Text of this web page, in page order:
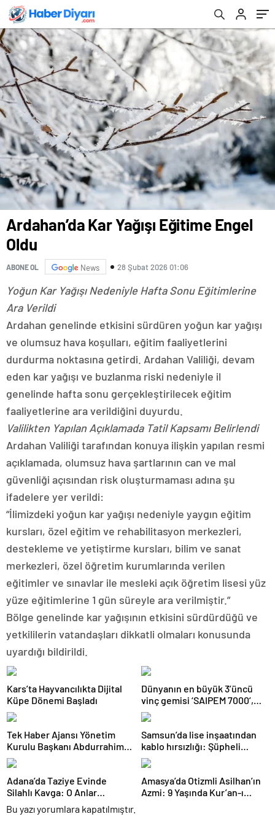
Ardahan’da Kar Yağışı Eğitime Engel
Oldu
ABONE OL News 28 Şubat 2026 01:06
Yoğun Kar Yağışı Nedeniyle Hafta Sonu Eğitimlerine
Ara Verildi
Ardahan genelinde etkisini sürdüren yoğun kar yağışı
ve olumsuz hava koşulları, eğitim faaliyetlerini
durdurma noktasına getirdi. Ardahan Valiliği, devam
eden kar yağışı ve buzlanma riski nedeniyle il
genelinde hafta sonu gerçekleştirilecek eğitim
faaliyetlerine ara verildiğini duyurdu.
Valilikten Yapılan Açıklamada Tatil Kapsamı Belirlendi
Ardahan Valiliği tarafından konuya ilişkin yapılan resmi
açıklamada, olumsuz hava şartlarının can ve mal
güvenliği açısından risk oluşturmaması adına şu
ifadelere yer verildi:
“İlimizdeki yoğun kar yağışı nedeniyle yaygın eğitim
kursları, özel eğitim ve rehabilitasyon merkezleri,
destekleme ve yetiştirme kursları, bilim ve sanat
merkezleri, özel öğretim kurumlarında verilen
eğitimler ve sınavlar ile mesleki açık öğretim lisesi yüz
yüze eğitimlerine 1 gün süreyle ara verilmiştir.”
Bölge genelinde kar yağışının etkisini sürdürdüğü ve
yetkililerin vatandaşları dikkatli olmaları konusunda
uyardığı bildirildi.
Kars’ta Hayvancılıkta Dijital
Küpe Dönemi Başladı
Dünyanın en büyük 3’üncü
vinç gemisi ‘SAIPEM 7000’,
1915 Çanakkale Köprüsü’nün
altından geçti
Tek Haber Ajansı Yönetim
Kurulu Başkanı Abdurrahim
Solmaz’dan Adıyaman
Cumhuriyet Başsavcısı Özgür
Celbek’e Hayırlı Olsun Ziyareti
Samsun’da lise inşaatından
kablo hırsızlığı: Şüpheli
yakalandı
Adana’da Taziye Evinde
Silahlı Kavga: O Anlar
Kamerada
Amasya’da Otizmli Asilhan’ın
Azmi: 9 Yaşında Kur’an-ı
Bu yazı yorumlara kapatılmıştır.